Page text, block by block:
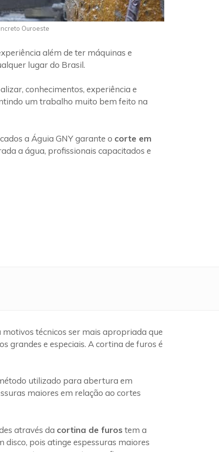
Ouroeste
além de ter máquinas e
lugar do Brasil.
conhecimentos, experiência e
um trabalho muito bem feito na
a Águia GNY garante o corte em
a água, profissionais capacitados e
técnicos ser mais apropriada que
grandes e especiais. A cortina de furos é
utilizado para abertura em
maiores em relação ao cortes
através da cortina de furos tem a
pois atinge espessuras maiores